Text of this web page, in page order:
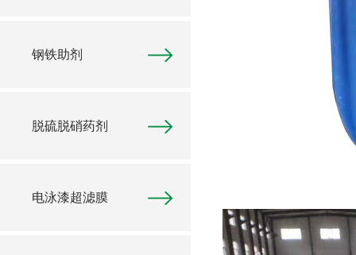
钢铁助剂
脱硫脱硝药剂
电泳漆超滤膜